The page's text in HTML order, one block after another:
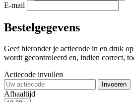
E-mail
Bestelgegevens
Geef hieronder je actiecode in en druk
wordt gecontroleerd en, indien correct,
Actiecode invullen
Invoeren
Afhaaltijd